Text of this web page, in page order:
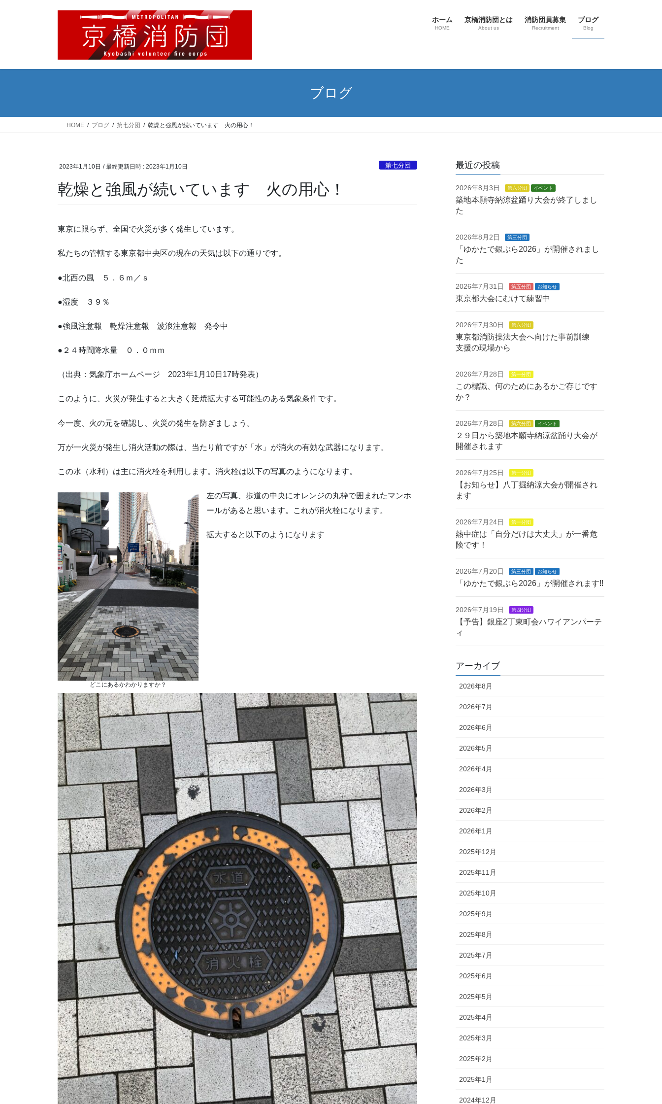
ホーム
HOME
京橋消防団とは
About us
消防団員募集
Recruitment
ブログ
Blog
ブログ
HOME ブログ 第七分団 乾燥と強風が続いています 火の用心！
2023年1月10日 / 最終更新日時 : 2023年1月10日 第七分団
乾燥と強風が続いています 火の用心！
東京に限らず、全国で火災が多く発生しています。
私たちの管轄する東京都中央区の現在の天気は以下の通りです。
●北西の風 ５．６ｍ／ｓ
●湿度 ３９％
●強風注意報 乾燥注意報 波浪注意報 発令中
●２４時間降水量 ０．０ｍｍ
（出典：気象庁ホームページ 2023年1月10日17時発表）
このように、火災が発生すると大きく延焼拡大する可能性のある気象条件です。
今一度、火の元を確認し、火災の発生を防ぎましょう。
万が一火災が発生し消火活動の際は、当たり前ですが「水」が消火の有効な武器になります。
この水（水利）は主に消火栓を利用します。消火栓は以下の写真のようになります。
どこにあるかわかりますか？
左の写真、歩道の中央にオレンジの丸枠で囲まれたマンホ
ールがあると思います。これが消火栓になります。
拡大すると以下のようになります
最近の投稿
2026年8月3日 第六分団 イベント
築地本願寺納涼盆踊り大会が終了しまし
た
2026年8月2日 第三分団
「ゆかたで銀ぶら2026」が開催されまし
た
2026年7月31日 第五分団 お知らせ
東京都大会にむけて練習中
2026年7月30日 第六分団
東京都消防操法大会へ向けた事前訓練
支援の現場から
2026年7月28日 第一分団
この標識、何のためにあるかご存じです
か？
2026年7月28日 第六分団 イベント
２９日から築地本願寺納涼盆踊り大会が
開催されます
2026年7月25日 第一分団
【お知らせ】八丁掘納涼大会が開催され
ます
2026年7月24日 第一分団
熱中症は「自分だけは大丈夫」が一番危
険です！
2026年7月20日 第三分団 お知らせ
「ゆかたで銀ぶら2026」が開催されます!!
2026年7月19日 第四分団
【予告】銀座2丁東町会ハワイアンパーテ
ィ
アーカイブ
2026年8月
2026年7月
2026年6月
2026年5月
2026年4月
2026年3月
2026年2月
2026年1月
2025年12月
2025年11月
2025年10月
2025年9月
2025年8月
2025年7月
2025年6月
2025年5月
2025年4月
2025年3月
2025年2月
2025年1月
2024年12月